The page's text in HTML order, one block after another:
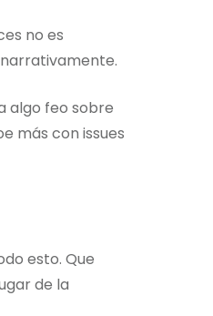
no es
algo feo sobre
más con issues
esto. Que
de la